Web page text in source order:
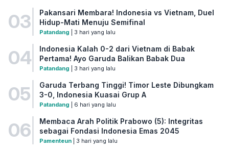
03
Pakansari Membara! Indonesia vs Vietnam, Duel
Hidup-Mati Menuju Semifinal
Patandang | 3 hari yang lalu
04
Indonesia Kalah 0-2 dari Vietnam di Babak
Pertama! Ayo Garuda Balikan Babak Dua
Patandang | 3 hari yang lalu
05
Garuda Terbang Tinggi! Timor Leste Dibungkam
3-0, Indonesia Kuasai Grup A
Patandang | 6 hari yang lalu
06
Membaca Arah Politik Prabowo (5): Integritas
sebagai Fondasi Indonesia Emas 2045
Pamenteun| 3 hari yang lalu